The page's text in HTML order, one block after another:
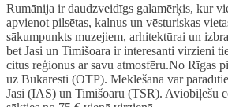
Rumānija ir daudzveidīgs galamērķis, kur
apvienot pilsētas, kalnus un vēsturiskas
sākumpunkts muzejiem, arhitektūrai un
bet Jasi un Timišoara ir interesanti virzieni
citus reģionus ar savu atmosfēru.No Rīgas
uz Bukaresti (OTP). Meklēšanā var
Jasi (IAS) un Timišoaru (TSR). Aviobiļešu